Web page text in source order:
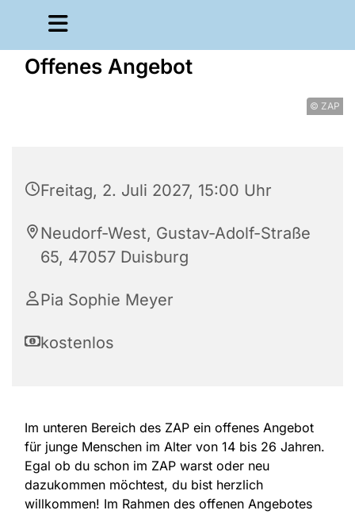
Offenes Angebot
© ZAP
Freitag, 2. Juli 2027, 15:00 Uhr
Neudorf-West, Gustav-Adolf-Straße
65, 47057 Duisburg
Pia Sophie Meyer
kostenlos
Im unteren Bereich des ZAP ein offenes Angebot
für junge Menschen im Alter von 14 bis 26 Jahren.
Egal ob du schon im ZAP warst oder neu
dazukommen möchtest, du bist herzlich
willkommen! Im Rahmen des offenen Angebotes